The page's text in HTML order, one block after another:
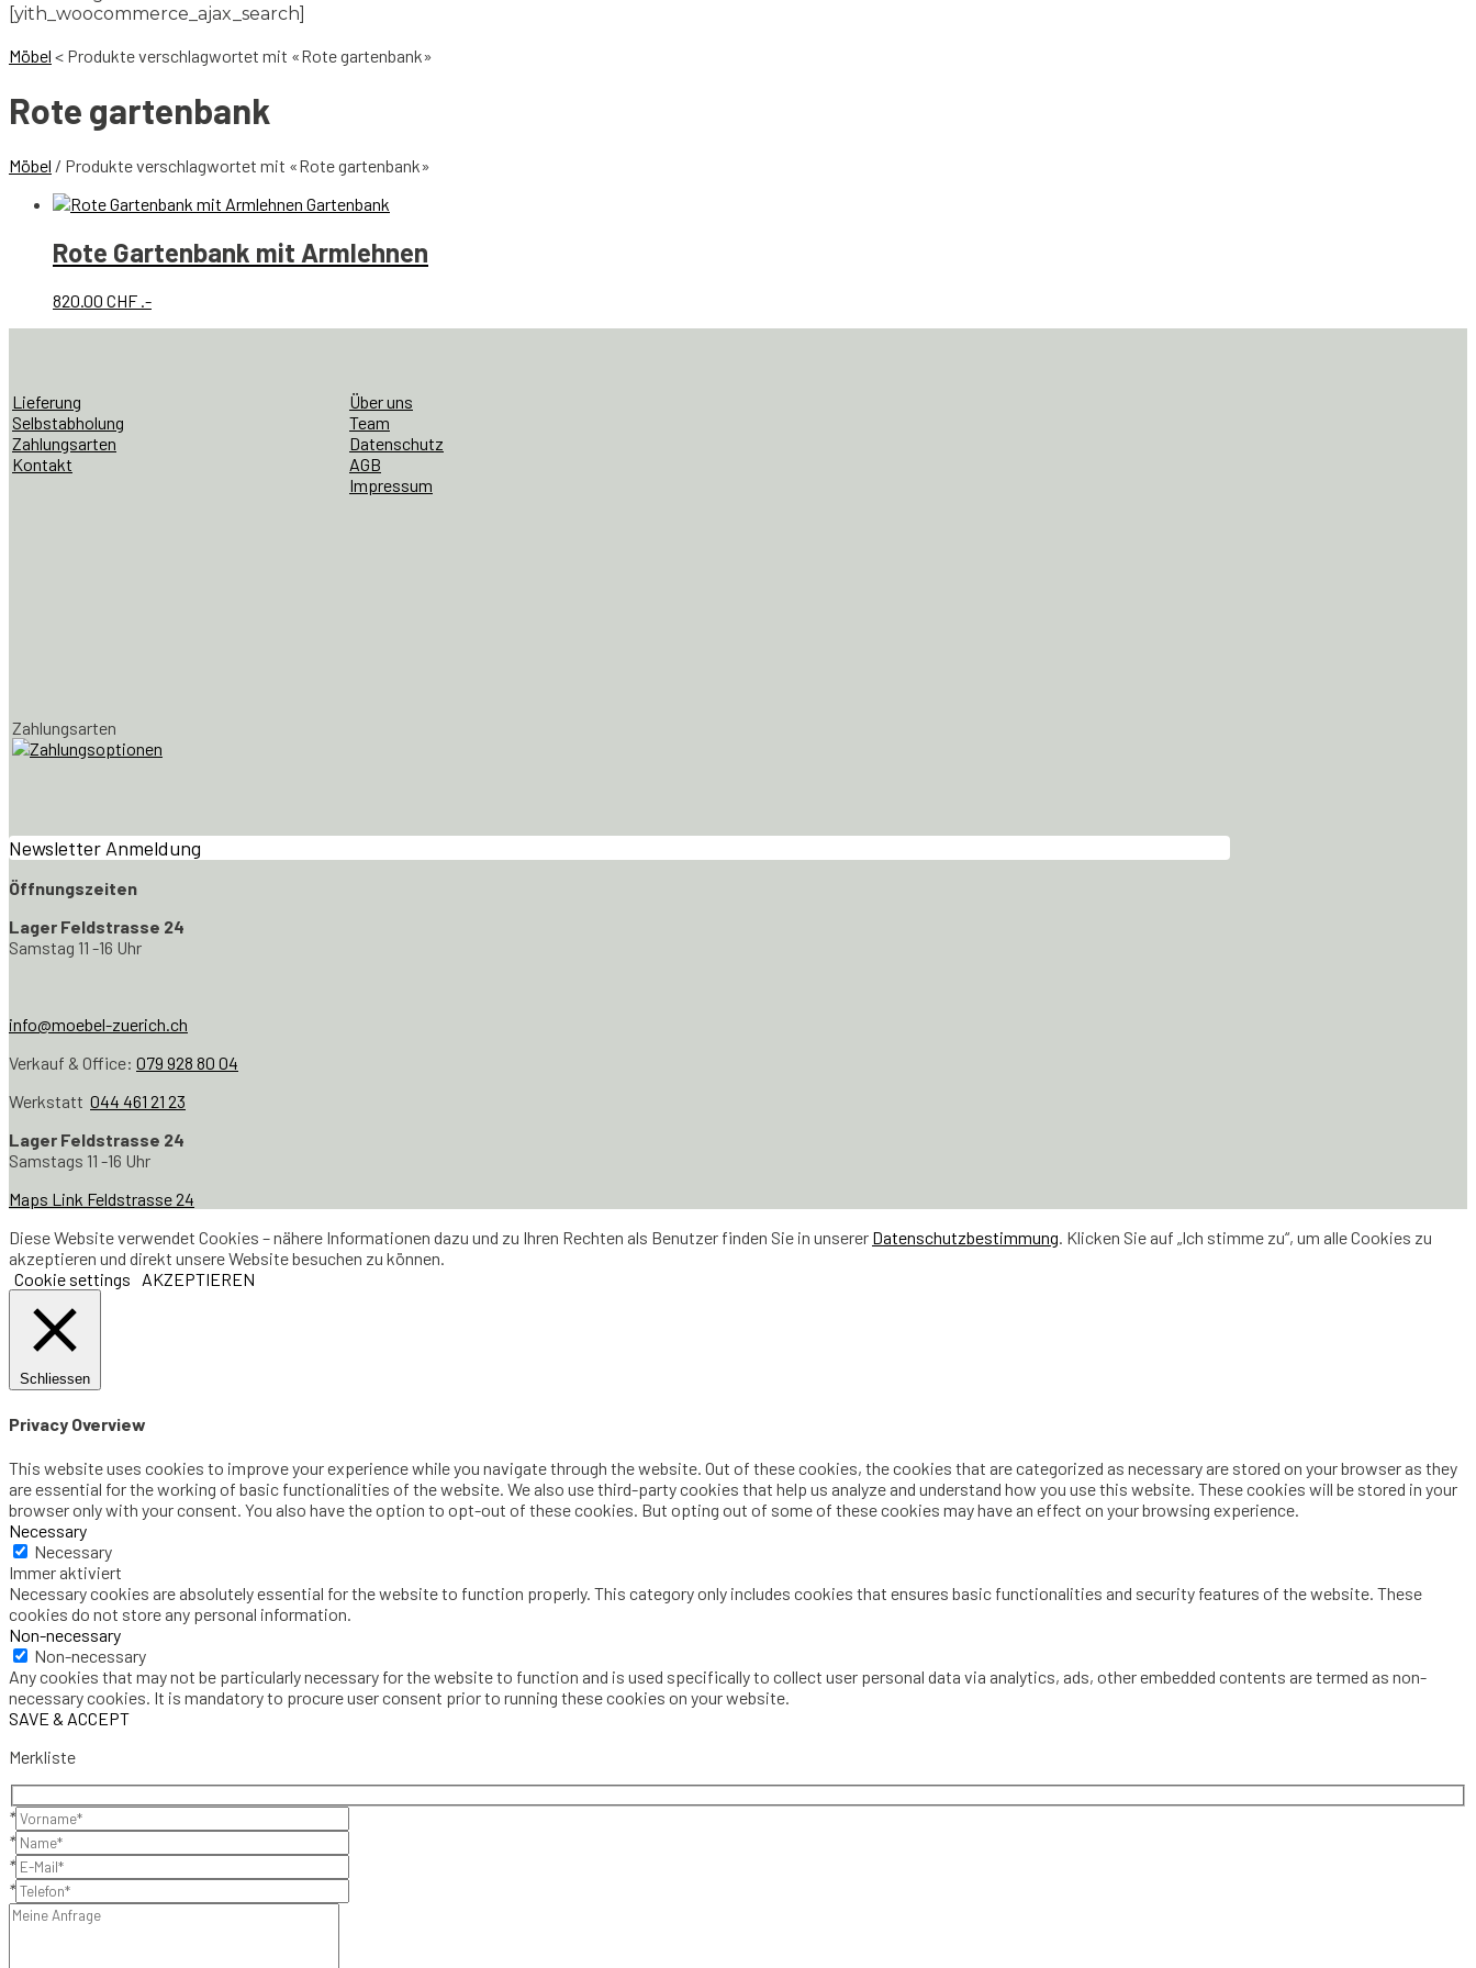
[yith_woocommerce_ajax_search]
Möbel < Produkte verschlagwortet mit «Rote gartenbank»
Rote gartenbank
Möbel / Produkte verschlagwortet mit «Rote gartenbank»
Rote Gartenbank mit Armlehnen
820.00 CHF .-
Lieferung
Selbstabholung
Zahlungsarten
Kontakt
Über uns
Team
Datenschutz
AGB
Impressum
Zahlungsarten
Newsletter Anmeldung
Öffnungszeiten
Lager Feldstrasse 24
Samstag 11 -16 Uhr
info@moebel-zuerich.ch
Verkauf & Office: 079 928 80 04
Werkstatt 044 461 21 23
Lager Feldstrasse 24
Samstags 11 -16 Uhr
Maps Link Feldstrasse 24
Diese Website verwendet Cookies – nähere Informationen dazu und zu Ihren Rechten als Benutzer finden Sie in unserer Datenschutzbestimmung . Klicken Sie auf „Ich stimme zu“, um alle Cookies zu
akzeptieren und direkt unsere Website besuchen zu können.
Cookie settings
AKZEPTIEREN
Schliessen
Privacy Overview
This website uses cookies to improve your experience while you navigate through the website. Out of these cookies, the cookies that are categorized as necessary are stored on your browser as they
are essential for the working of basic functionalities of the website. We also use third-party cookies that help us analyze and understand how you use this website. These cookies will be stored in your
browser only with your consent. You also have the option to opt-out of these cookies. But opting out of some of these cookies may have an effect on your browsing experience.
Necessary
Necessary
Immer aktiviert
Necessary cookies are absolutely essential for the website to function properly. This category only includes cookies that ensures basic functionalities and security features of the website. These
cookies do not store any personal information.
Non-necessary
Non-necessary
Any cookies that may not be particularly necessary for the website to function and is used specifically to collect user personal data via analytics, ads, other embedded contents are termed as non-
necessary cookies. It is mandatory to procure user consent prior to running these cookies on your website.
SAVE & ACCEPT
Merkliste
*
*
*
*